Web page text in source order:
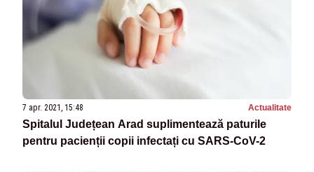
7 apr. 2021, 15:48 Actualitate
Spitalul Județean Arad suplimentează paturile
pentru pacienții copii infectați cu SARS-CoV-2